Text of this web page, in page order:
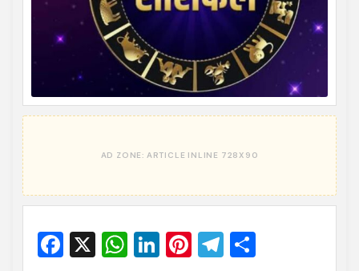
Facebook
X WhatsApp
LinkedIn
Pinterest
Telegram